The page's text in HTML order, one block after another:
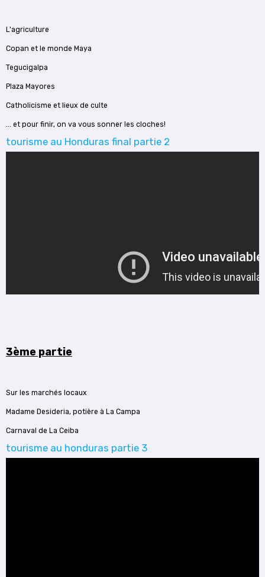
L'agriculture
Copan et le monde Maya
Tegucigalpa
Plaza Mayores
Catholicisme et lieux de culte
... et pour finir, on va vous sonner les cloches!
tourisme au Honduras final partie 2
3ème partie
Sur les marchés locaux
Madame Desideria, potière à La Campa
Carnaval de La Ceiba
tourisme au honduras partie 3